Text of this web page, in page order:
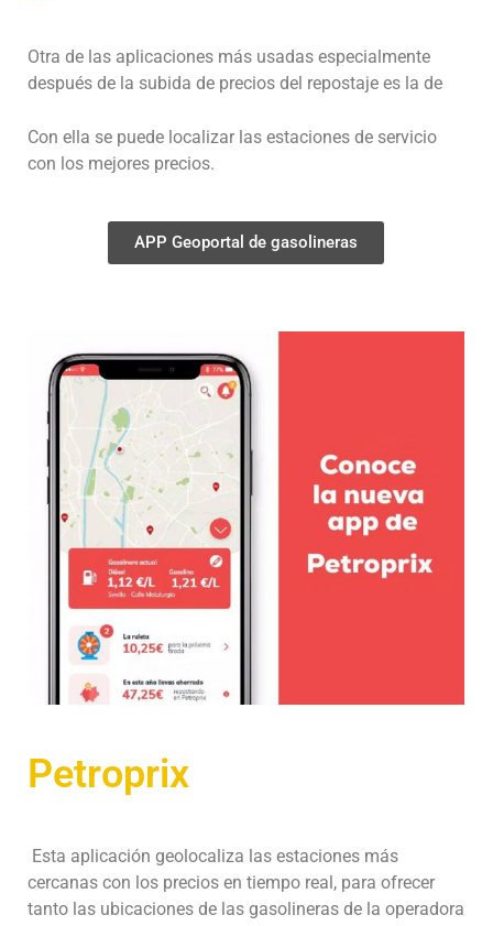
Otra de las aplicaciones más usadas especialmente
después de la subida de precios del repostaje es la de
Con ella se puede localizar las estaciones de servicio
con los mejores precios.
APP Geoportal de gasolineras
Petroprix
Esta aplicación geolocaliza las estaciones más
cercanas con los precios en tiempo real, para ofrecer
tanto las ubicaciones de las gasolineras de la operadora